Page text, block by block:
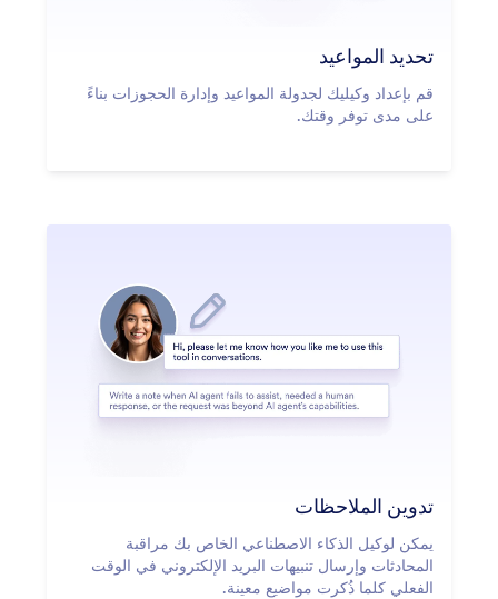
تحديد المواعيد
قم بإعداد وكيليك لجدولة المواعيد وإدارة الحجوزات بناءً
على مدى توفر وقتك.
تدوين الملاحظات
يمكن لوكيل الذكاء الاصطناعي الخاص بك مراقبة
المحادثات وإرسال تنبيهات البريد الإلكتروني في الوقت
الفعلي كلما ذُكرت مواضيع معينة.